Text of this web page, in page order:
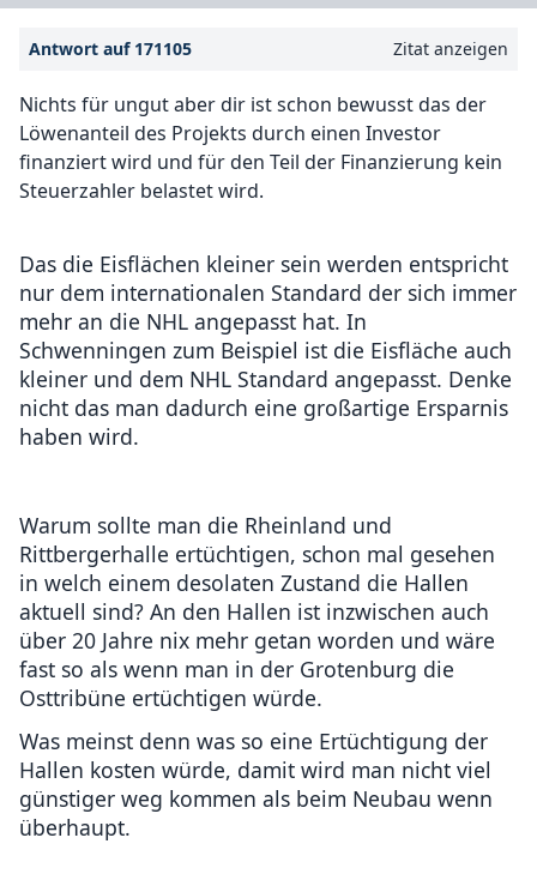
Antwort auf 171105 Zitat anzeigen
Nichts für ungut aber dir ist schon bewusst das der
Löwenanteil des Projekts durch einen Investor
finanziert wird und für den Teil der Finanzierung kein
Steuerzahler belastet wird.
Das die Eisflächen kleiner sein werden entspricht
nur dem internationalen Standard der sich immer
mehr an die NHL angepasst hat. In
Schwenningen zum Beispiel ist die Eisfläche auch
kleiner und dem NHL Standard angepasst. Denke
nicht das man dadurch eine großartige Ersparnis
haben wird.
Warum sollte man die Rheinland und
Rittbergerhalle ertüchtigen, schon mal gesehen
in welch einem desolaten Zustand die Hallen
aktuell sind? An den Hallen ist inzwischen auch
über 20 Jahre nix mehr getan worden und wäre
fast so als wenn man in der Grotenburg die
Osttribüne ertüchtigen würde.
Was meinst denn was so eine Ertüchtigung der
Hallen kosten würde, damit wird man nicht viel
günstiger weg kommen als beim Neubau wenn
überhaupt.